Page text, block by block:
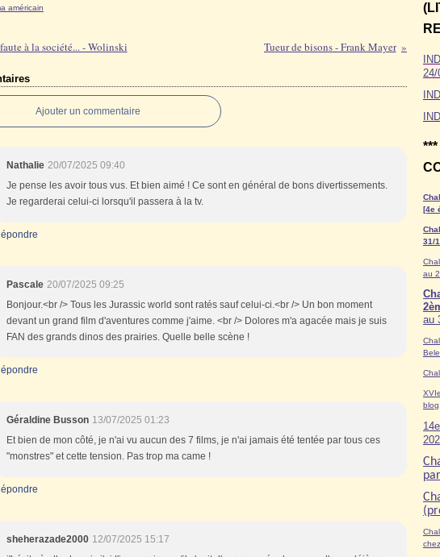
américain
à la société... - Wolinski Tueur de bisons - Frank Mayer
Ajouter un commentaire
Nathalie 20/07/2025 09:40
Je pense les avoir tous vus. Et bien aimé ! Ce sont en général de bons divertissements.
Je regarderai celui-ci lorsqu'il passera à la tv.
Pascale 20/07/2025 09:25
Bonjour.<br /> Tous les Jurassic world sont ratés sauf celui-ci.<br /> Un bon moment
devant un grand film d'aventures comme j'aime. <br /> Dolores m'a agacée mais je suis
FAN des grands dinos des prairies. Quelle belle scène !
Géraldine Busson 13/07/2025 01:23
Et bien de mon côté, je n'ai vu aucun des 7 films, je n'ai jamais été tentée par tous ces
"monstres" et cette tension. Pas trop ma came !
sheherazade2000 12/07/2025 15:17
24/
[4e
31/
au
au